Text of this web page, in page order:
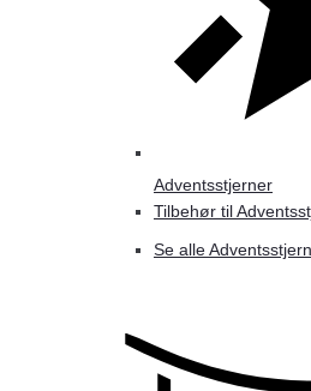
Adventsstjerner
Tilbehør til
Se alle